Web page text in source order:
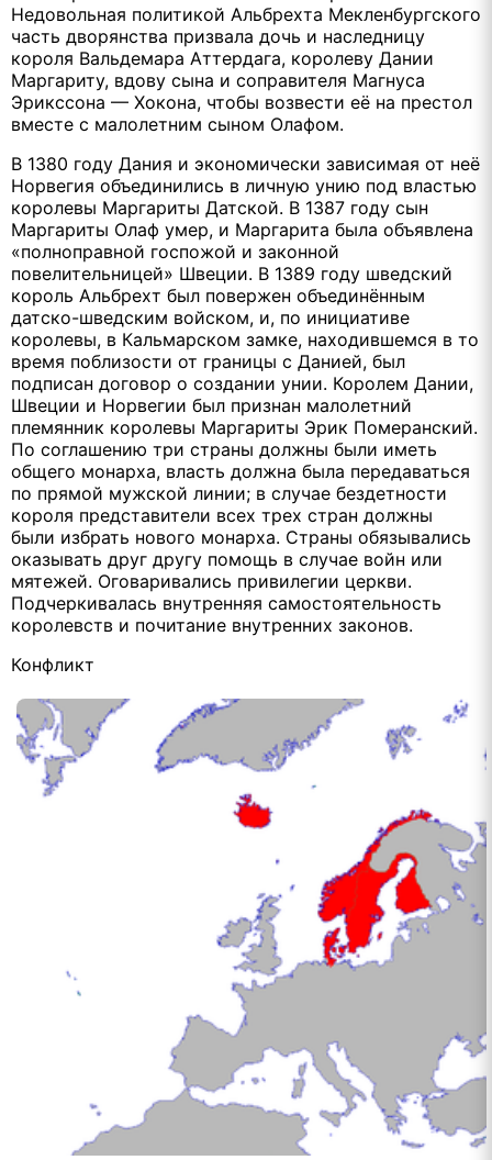
Недовольная политикой Альбрехта Мекленбургского
часть дворянства призвала дочь и наследницу
короля Вальдемара Аттердага, королеву Дании
Маргариту, вдову сына и соправителя Магнуса
Эрикссона — Хокона, чтобы возвести её на престол
вместе с малолетним сыном Олафом.
В 1380 году Дания и экономически зависимая от неё
Норвегия объединились в личную унию под властью
королевы Маргариты Датской. В 1387 году сын
Маргариты Олаф умер, и Маргарита была объявлена
«полноправной госпожой и законной
повелительницей» Швеции. В 1389 году шведский
король Альбрехт был повержен объединённым
датско-шведским войском, и, по инициативе
королевы, в Кальмарском замке, находившемся в то
время поблизости от границы с Данией, был
подписан договор о создании унии. Королем Дании,
Швеции и Норвегии был признан малолетний
племянник королевы Маргариты Эрик Померанский.
По соглашению три страны должны были иметь
общего монарха, власть должна была передаваться
по прямой мужской линии; в случае бездетности
короля представители всех трех стран должны
были избрать нового монарха. Страны обязывались
оказывать друг другу помощь в случае войн или
мятежей. Оговаривались привилегии церкви.
Подчеркивалась внутренняя самостоятельность
королевств и почитание внутренних законов.
Конфликт